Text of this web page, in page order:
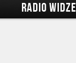
RADIO